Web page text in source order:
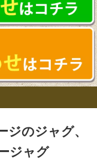
のジャグ、
ジャグ